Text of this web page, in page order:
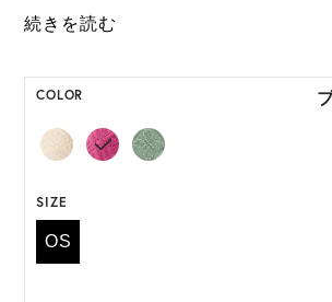
体差が生じます。
HAT BOX(有償 GIFT BOX）対象商品
COLOR
SIZE
OS